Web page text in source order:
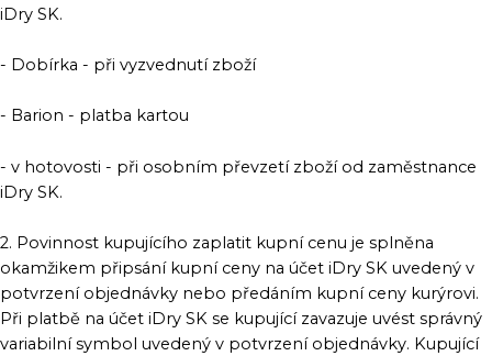
iDry SK.
- Dobírka - při vyzvednutí zboží
- Barion - platba kartou
- v hotovosti - při osobním převzetí zboží od zaměstnance
iDry SK.
2. Povinnost kupujícího zaplatit kupní cenu je splněna
okamžikem připsání kupní ceny na účet iDry SK uvedený v
potvrzení objednávky nebo předáním kupní ceny kurýrovi.
Při platbě na účet iDry SK se kupující zavazuje uvést správný
variabilní symbol uvedený v potvrzení objednávky. Kupující